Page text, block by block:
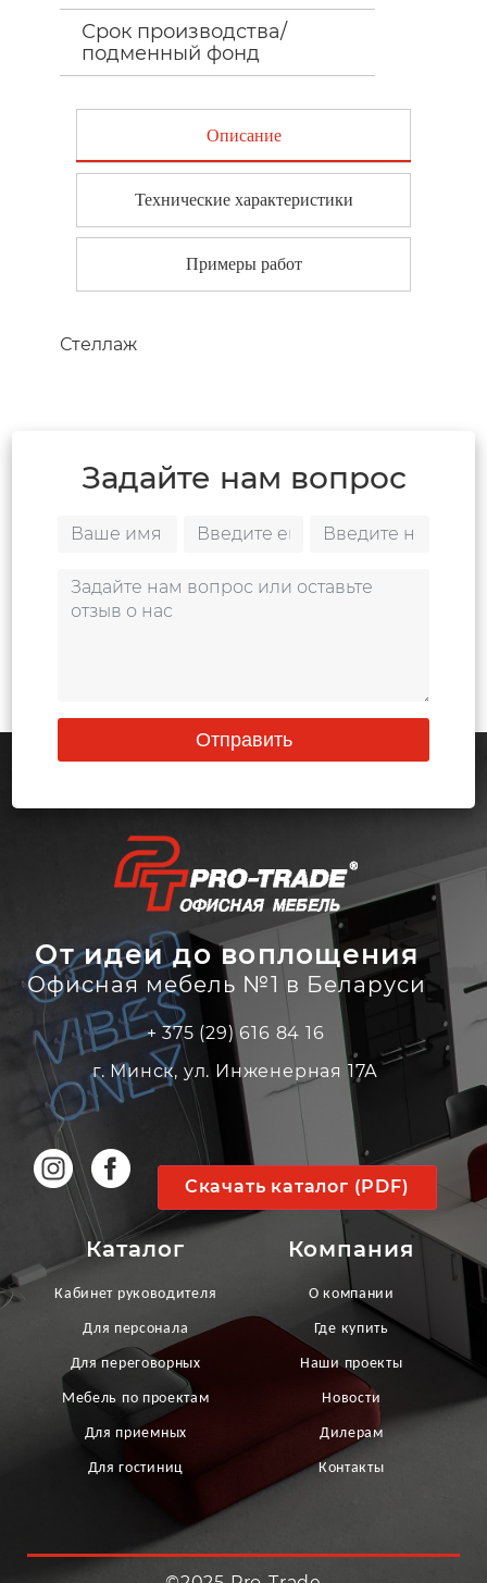
Срок производства/
подменный фонд
Описание
Технические характеристики
Примеры работ
Стеллаж
Задайте нам вопрос
Отправить
От идеи до воплощения
Офисная мебель №1 в Беларуси
+ 375 (29) 616 84 16
г. Минск, ул. Инженерная 17А
Скачать каталог (PDF)
Каталог
Кабинет руководителя
Для персонала
Для переговорных
Мебель по проектам
Для приемных
Для гостиниц
Компания
О компании
Где купить
Наши проекты
Новости
Дилерам
Контакты